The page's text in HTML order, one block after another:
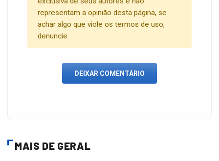
representam a opinião desta página, se
achar algo que viole os termos de uso,
denuncie.
DEIXAR COMENTÁRIO
MAIS DE GERAL